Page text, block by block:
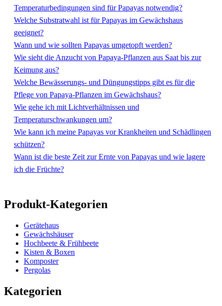
Temperaturbedingungen sind für Papayas notwendig?
Welche Substratwahl ist für Papayas im Gewächshaus
geeignet?
Wann und wie sollten Papayas umgetopft werden?
Wie sieht die Anzucht von Papaya-Pflanzen aus Saat bis zur
Keimung aus?
Welche Bewässerungs- und Düngungstipps gibt es für die
Pflege von Papaya-Pflanzen im Gewächshaus?
Wie gehe ich mit Lichtverhältnissen und
Temperaturschwankungen um?
Wie kann ich meine Papayas vor Krankheiten und Schädlingen
schützen?
Wann ist die beste Zeit zur Ernte von Papayas und wie lagere
ich die Früchte?
Produkt-Kategorien
Gerätehaus
Gewächshäuser
Hochbeete & Frühbeete
Kisten & Boxen
Komposter
Pergolas
Kategorien